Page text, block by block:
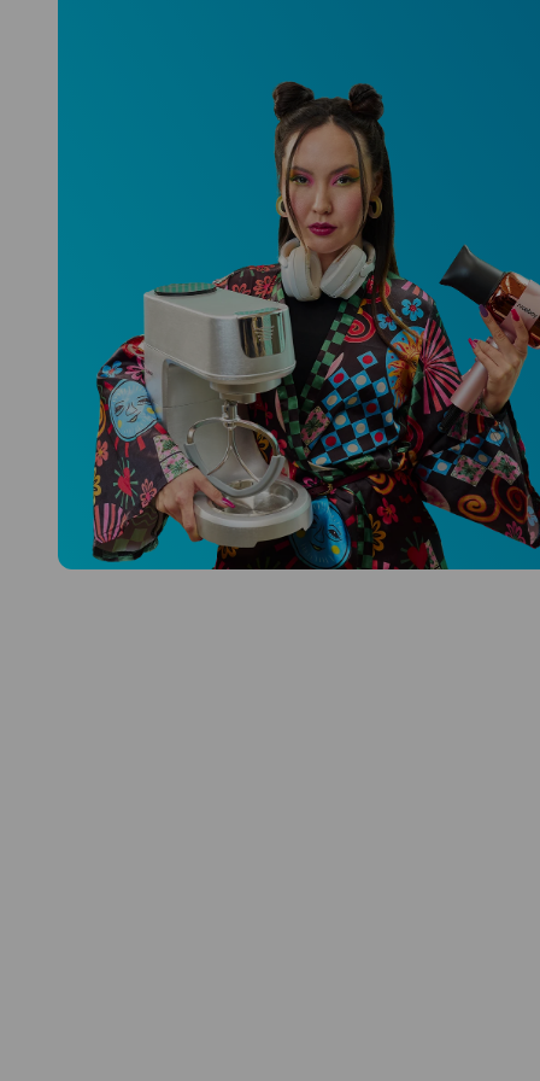
Niceboy ONE Ultra
Hlídá ti zdraví, spánek i pohyb a ještě
k tomu platí.
Prozkoumat